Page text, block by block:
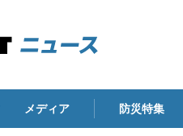
メディア 防災特集